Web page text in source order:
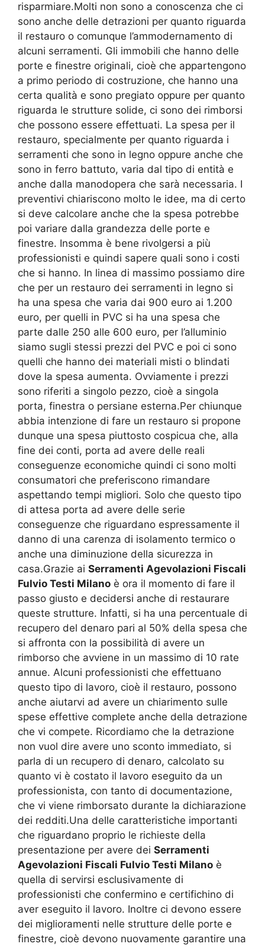
risparmiare.Molti non sono a conoscenza che ci
sono anche delle detrazioni per quanto riguarda
il restauro o comunque l’ammodernamento di
alcuni serramenti. Gli immobili che hanno delle
porte e finestre originali, cioè che appartengono
a primo periodo di costruzione, che hanno una
certa qualità e sono pregiato oppure per quanto
riguarda le strutture solide, ci sono dei rimborsi
che possono essere effettuati. La spesa per il
restauro, specialmente per quanto riguarda i
serramenti che sono in legno oppure anche che
sono in ferro battuto, varia dal tipo di entità e
anche dalla manodopera che sarà necessaria. I
preventivi chiariscono molto le idee, ma di certo
si deve calcolare anche che la spesa potrebbe
poi variare dalla grandezza delle porte e
finestre. Insomma è bene rivolgersi a più
professionisti e quindi sapere quali sono i costi
che si hanno. In linea di massimo possiamo dire
che per un restauro dei serramenti in legno si
ha una spesa che varia dai 900 euro ai 1.200
euro, per quelli in PVC si ha una spesa che
parte dalle 250 alle 600 euro, per l’alluminio
siamo sugli stessi prezzi del PVC e poi ci sono
quelli che hanno dei materiali misti o blindati
dove la spesa aumenta. Ovviamente i prezzi
sono riferiti a singolo pezzo, cioè a singola
porta, finestra o persiane esterna.Per chiunque
abbia intenzione di fare un restauro si propone
dunque una spesa piuttosto cospicua che, alla
fine dei conti, porta ad avere delle reali
conseguenze economiche quindi ci sono molti
consumatori che preferiscono rimandare
aspettando tempi migliori. Solo che questo tipo
di attesa porta ad avere delle serie
conseguenze che riguardano espressamente il
danno di una carenza di isolamento termico o
anche una diminuzione della sicurezza in
casa.Grazie ai Serramenti Agevolazioni Fiscali
Fulvio Testi Milano è ora il momento di fare il
passo giusto e decidersi anche di restaurare
queste strutture. Infatti, si ha una percentuale di
recupero del denaro pari al 50% della spesa che
si affronta con la possibilità di avere un
rimborso che avviene in un massimo di 10 rate
annue. Alcuni professionisti che effettuano
questo tipo di lavoro, cioè il restauro, possono
anche aiutarvi ad avere un chiarimento sulle
spese effettive complete anche della detrazione
che vi compete. Ricordiamo che la detrazione
non vuol dire avere uno sconto immediato, si
parla di un recupero di denaro, calcolato su
quanto vi è costato il lavoro eseguito da un
professionista, con tanto di documentazione,
che vi viene rimborsato durante la dichiarazione
dei redditi.Una delle caratteristiche importanti
che riguardano proprio le richieste della
presentazione per avere dei Serramenti
Agevolazioni Fiscali Fulvio Testi Milano è
quella di servirsi esclusivamente di
professionisti che confermino e certifichino di
aver eseguito il lavoro. Inoltre ci devono essere
dei miglioramenti nelle strutture delle porte e
finestre, cioè devono nuovamente garantire una